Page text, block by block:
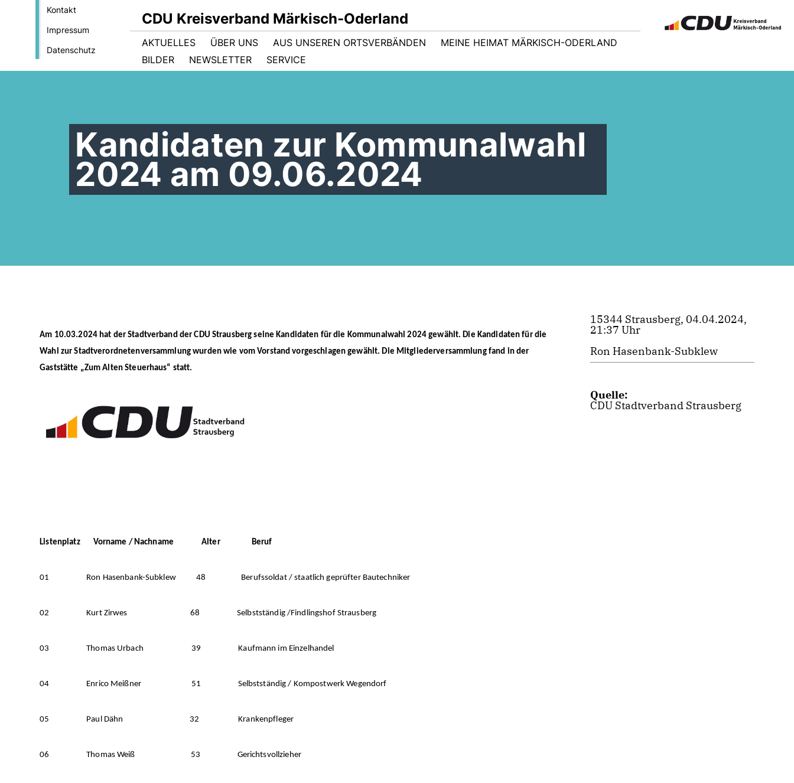
Kontakt
Impressum
Datenschutz
CDU Kreisverband Märkisch-Oderland
AKTUELLES ÜBER UNS AUS UNSEREN ORTSVERBÄNDEN
MEINE HEIMAT MÄRKISCH-ODERLAND
BILDER
NEWSLETTER SERVICE
Kandidaten zur Kommunalwahl
2024 am 09.06.2024
Am 10.03.2024 hat der Stadtverband der CDU Strausberg seine Kandidaten für die Kommunalwahl 2024 gewählt. Die Kandidaten für die
Wahl zur Stadtverordnetenversammlung wurden wie vom Vorstand vorgeschlagen gewählt. Die Mitgliederversammlung fand in der
Gaststätte „Zum Alten Steuerhaus“ statt.
Listenplatz Vorname / Nachname Alter Beruf
01 Ron Hasenbank-Subklew 48 Berufssoldat / staatlich geprüfter Bautechniker
02 Kurt Zirwes 68 Selbstständig /Findlingshof Strausberg
03 Thomas Urbach 39 Kaufmann im Einzelhandel
04 Enrico Meißner 51 Selbstständig / Kompostwerk Wegendorf
05 Paul Dähn 32 Krankenpfleger
06 Thomas Weiß 53 Gerichtsvollzieher
15344 Strausberg, 04.04.2024,
21:37 Uhr
Ron Hasenbank-Subklew
Quelle:
CDU Stadtverband Strausberg